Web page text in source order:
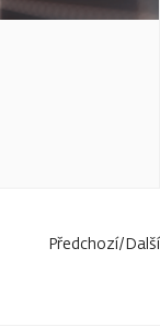
Předchozí/Další